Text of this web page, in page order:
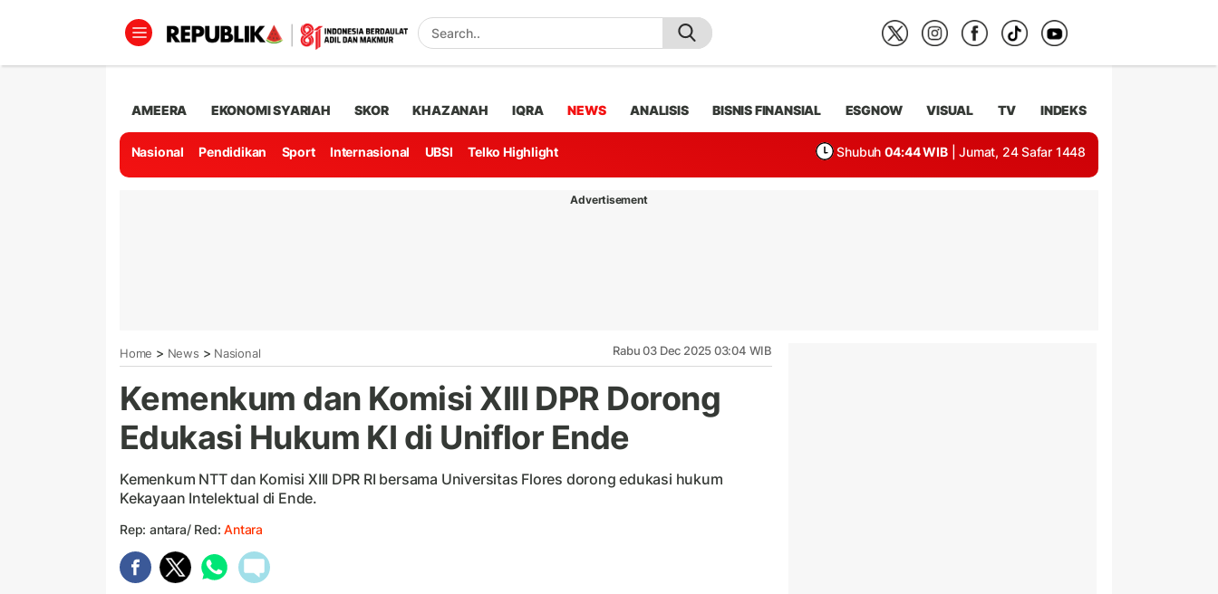
AMEERA EKONOMI SYARIAH SKOR KHAZANAH IQRA NEWS ANALISIS BISNIS FINANSIAL ESGNOW VISUAL TV INDEKS
Nasional Pendidikan Sport Internasional UBSI Telko Highlight Shubuh 04:44 WIB | Jumat, 24 Safar 1448
Advertisement
Home > News > Nasional Rabu 03 Dec 2025 03:04 WIB
Kemenkum dan Komisi XIII DPR Dorong
Edukasi Hukum KI di Uniflor Ende
Kemenkum NTT dan Komisi XIII DPR RI bersama Universitas Flores dorong edukasi hukum
Kekayaan Intelektual di Ende.
Rep: antara/ Red:Antara